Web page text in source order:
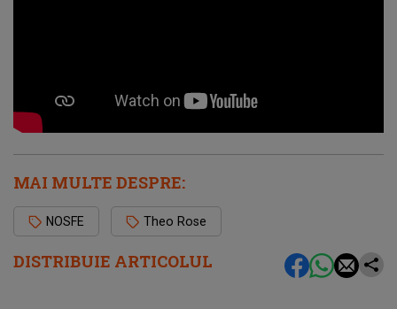
DISTRIBUIE ARTICOLUL
MAI MULTE DESPRE:
NOSFE Theo Rose